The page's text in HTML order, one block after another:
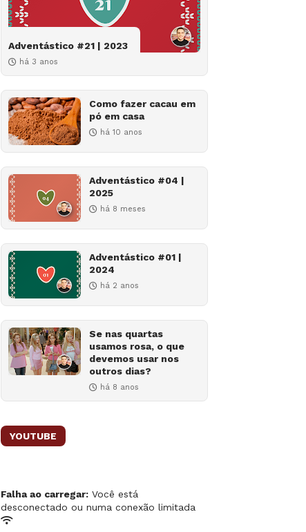
Adventástico #21 | 2023
há 3 anos
Como fazer cacau em
pó em casa
há 10 anos
Adventástico #04 |
2025
há 8 meses
Adventástico #01 |
2024
há 2 anos
Se nas quartas
usamos rosa, o que
devemos usar nos
outros dias?
há 8 anos
YOUTUBE
Falha ao carregar: Você está
desconectado ou numa conexão limitada